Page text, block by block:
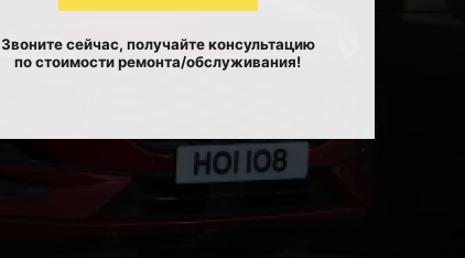
Звоните сейчас, получайте консультацию
по стоимости ремонта/обслуживания!